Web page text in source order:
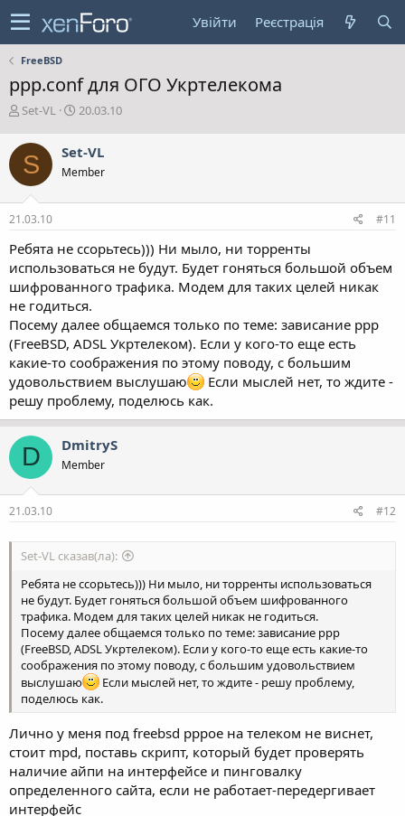
Увійти Реєстрація
FreeBSD
ppp.conf для ОГО Укртелекома
А
т
о
р
т
е
м
Set-VL
Д
а
с
в
е
н
н
я
20.03.10
S Set-VL
Member
21.03.10 #11
Ребята не ссорьтесь))) Ни мыло, ни торренты
использоваться не будут. Будет гоняться большой объем
шифрованного трафика. Модем для таких целей никак
не годиться.
Посему далее общаемся только по теме: зависание ppp
(FreeBSD, ADSL Укртелеком). Если у кого-то еще есть
какие-то соображения по этому поводу, с большим
удовольствием выслушаю
Если мыслей нет, то ждите -
решу проблему, поделюсь как.
D DmitryS
Member
21.03.10 #12
Set-VL сказав(ла):
Ребята не ссорьтесь))) Ни мыло, ни торренты использоваться
не будут. Будет гоняться большой объем шифрованного
трафика. Модем для таких целей никак не годиться.
Посему далее общаемся только по теме: зависание ppp
(FreeBSD, ADSL Укртелеком). Если у кого-то еще есть какие-то
соображения по этому поводу, с большим удовольствием
выслушаю
Если мыслей нет, то ждите - решу проблему,
поделюсь как.
Лично у меня под freebsd pppoe на телеком не виснет,
стоит mpd, поставь скрипт, который будет проверять
наличие айпи на интерфейсе и пинговалку
определенного сайта, если не работает-передергивает
интерфейс